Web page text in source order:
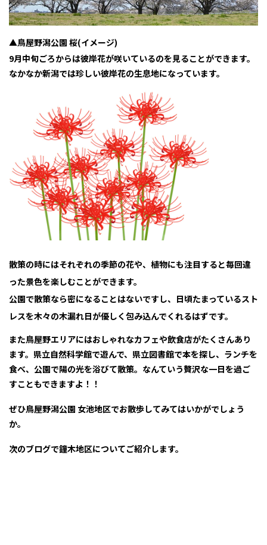
▲鳥屋野潟公園 桜(イメージ)
9月中旬ごろからは彼岸花が咲いているのを見ることができます。
なかなか新潟では珍しい彼岸花の生息地になっています。
散策の時にはそれぞれの季節の花や、植物にも注目すると毎回違
った景色を楽しむことができます。
公園で散策なら密になることはないですし、日頃たまっているスト
レスを木々の木漏れ日が優しく包み込んでくれるはずです。
また鳥屋野エリアにはおしゃれなカフェや飲食店がたくさんあり
ます。県立自然科学館で遊んで、県立図書館で本を探し、ランチを
食べ、公園で陽の光を浴びて散策。なんていう贅沢な一日を過ご
すこともできますよ！！
ぜひ鳥屋野潟公園 女池地区でお散歩してみてはいかがでしょう
か。
次のブログで鐘木地区についてご紹介します。